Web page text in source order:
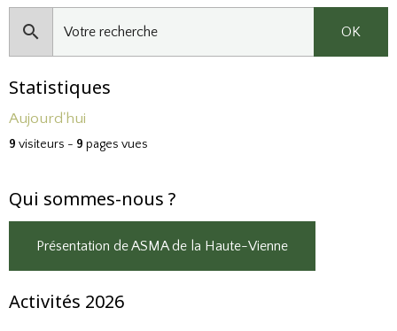
OK
Statistiques
Aujourd'hui
9 visiteurs - 9 pages vues
Qui sommes-nous ?
Présentation de ASMA de la Haute-Vienne
Activités 2026